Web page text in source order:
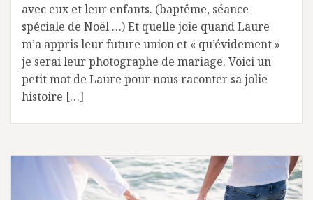
avec eux et leur enfants. (baptême, séance
spéciale de Noël …) Et quelle joie quand Laure
m’a appris leur future union et « qu’évidement »
je serai leur photographe de mariage. Voici un
petit mot de Laure pour nous raconter sa jolie
histoire […]